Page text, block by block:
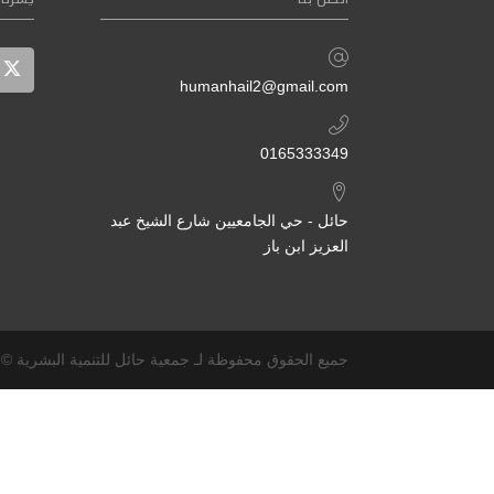
humanhail2@gmail.com
0165333349
حائل - حي الجامعيين شارع الشيخ عبد
العزيز ابن باز
جميع الحقوق محفوظة لـ جمعية حائل للتنمية البشرية ©-